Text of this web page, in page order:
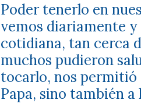
Poder tenerlo en
vemos diariamente
cotidiana, tan cerca
muchos pudieron
tocarlo, nos permitió
Papa, sino también a